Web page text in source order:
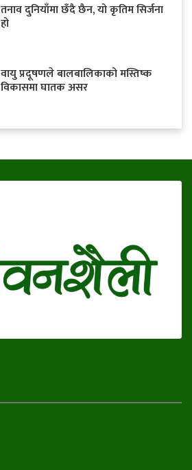
तनाव दुनियाँमा छँदै छैन, यो कृतिम सिर्जना
हो
वायु प्रदूषणले बालबालिकाको मस्तिष्क
विकासमा घातक असर